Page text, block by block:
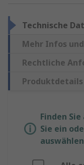
Technische
Mehr Infos
Rechtliche
Produktdetails
Finden
Sie ein